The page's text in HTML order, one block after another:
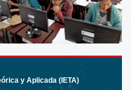
y Aplicada (IETA)